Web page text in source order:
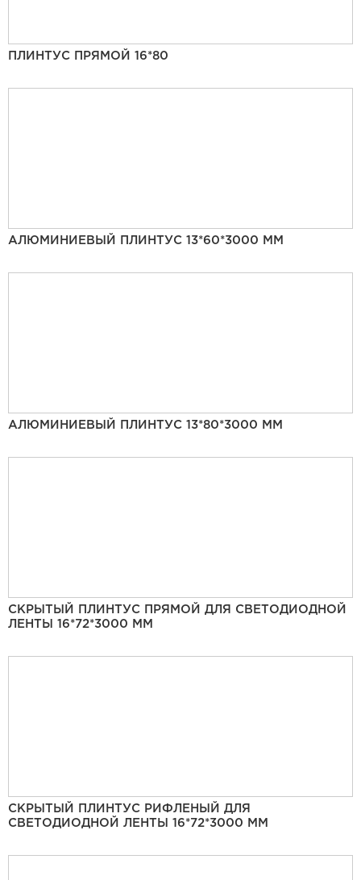
ПЛИНТУС ПРЯМОЙ 16*80
АЛЮМИНИЕВЫЙ ПЛИНТУС 13*60*3000 ММ
АЛЮМИНИЕВЫЙ ПЛИНТУС 13*80*3000 ММ
СКРЫТЫЙ ПЛИНТУС ПРЯМОЙ ДЛЯ СВЕТОДИОДНОЙ
ЛЕНТЫ 16*72*3000 ММ
СКРЫТЫЙ ПЛИНТУС РИФЛЕНЫЙ ДЛЯ
СВЕТОДИОДНОЙ ЛЕНТЫ 16*72*3000 ММ